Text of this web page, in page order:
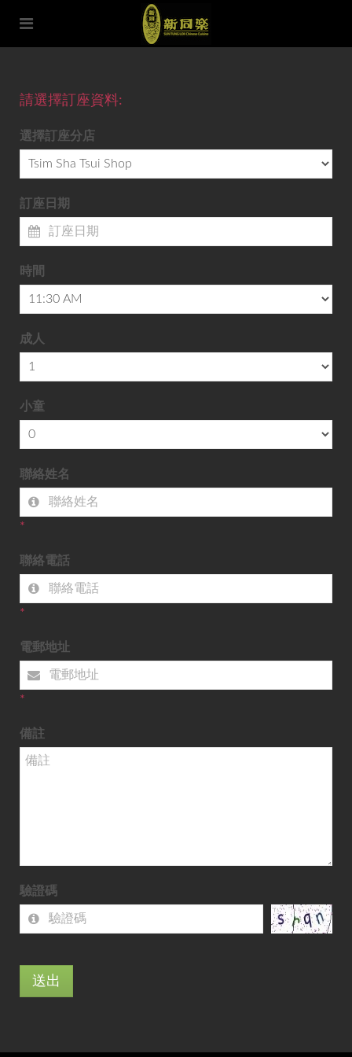
請選擇訂座資料:
選擇訂座分店
訂座日期
時間
成人
小童
聯絡姓名
*
聯絡電話
*
電郵地址
*
備註
驗證碼
送出